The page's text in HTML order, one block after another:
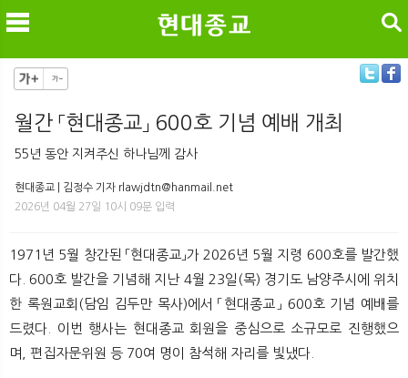
메
검색
월간 「현대종교」 600호 기념 예배 개최
55년 동안 지켜주신 하나님께 감사
현대종교 | 김정수 기자 rlawjdtn@hanmail.net
2026년 04월 27일 10시 09분 입력
1971년 5월 창간된 「현대종교」가 2026년 5월 지령 600호를 발간했
다. 600호 발간을 기념해 지난 4월 23일(목) 경기도 남양주시에 위치
한 록원교회(담임 김두만 목사)에서 「현대종교」 600호 기념 예배를
드렸다. 이번 행사는 현대종교 회원을 중심으로 소규모로 진행했으
며, 편집자문위원 등 70여 명이 참석해 자리를 빛냈다.